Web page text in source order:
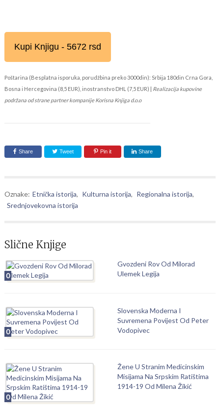
Kupi Knjigu - 5672 rsd
Poštarina (Besplatna isporuka, porudžbina preko 3000din): Srbija 180din Crna Gora,
Bosna i Hercegovina (8,5 EUR), inostranstvo DHL (7,5 EUR) | Realizacija kupovine
podržana od strane partner kompanije Korisna Knjiga d.o.o
Share Tweet Pin it Share
Oznake: Etnička istorija, Kulturna istorija, Regionalna istorija,
Srednjovekovna istorija
Slične Knjige
0
Gvozdeni Rov Od Milorad
Ulemek Legija
0
Slovenska Moderna I
Suvremena Povijest Od Peter
Vodopivec
0
Žene U Stranim Medicinskim
Misijama Na Srpskim Ratištima
1914-19 Od Milena Žikić